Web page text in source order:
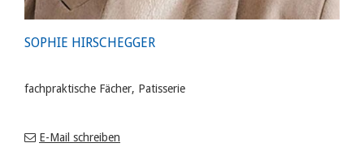
SOPHIE HIRSCHEGGER
fachpraktische Fächer, Patisserie
E-Mail schreiben